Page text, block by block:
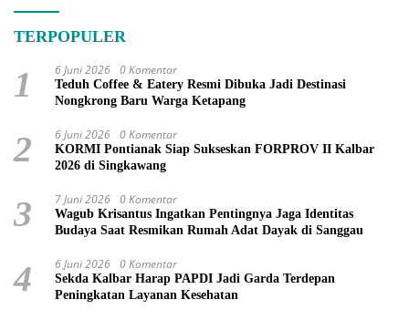
TERPOPULER
1 6 Juni 2026 0 Komentar
Teduh Coffee & Eatery Resmi Dibuka Jadi Destinasi
Nongkrong Baru Warga Ketapang
2 6 Juni 2026 0 Komentar
KORMI Pontianak Siap Sukseskan FORPROV II Kalbar
2026 di Singkawang
3 7 Juni 2026 0 Komentar
Wagub Krisantus Ingatkan Pentingnya Jaga Identitas
Budaya Saat Resmikan Rumah Adat Dayak di Sanggau
4 6 Juni 2026 0 Komentar
Sekda Kalbar Harap PAPDI Jadi Garda Terdepan
Peningkatan Layanan Kesehatan